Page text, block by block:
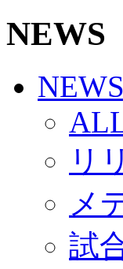
Jリーグ
写真・動
SCHEDULE
2026/27
練習見学
TICKET
奈良クラ
奈良ク
観戦ル
2026/27
サポート
GOODS
オフィシ
オンライ
NEWS
NEWS
リ
メ
試